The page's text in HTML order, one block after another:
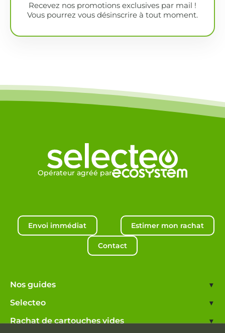
Recevez nos promotions exclusives par mail !
Vous pourrez vous désinscrire à tout moment.
Opérateur agréé par
Envoi immédiat Estimer mon rachat
Contact
Nos guides ▾
Selecteo ▾
Rachat de cartouches vides ▾